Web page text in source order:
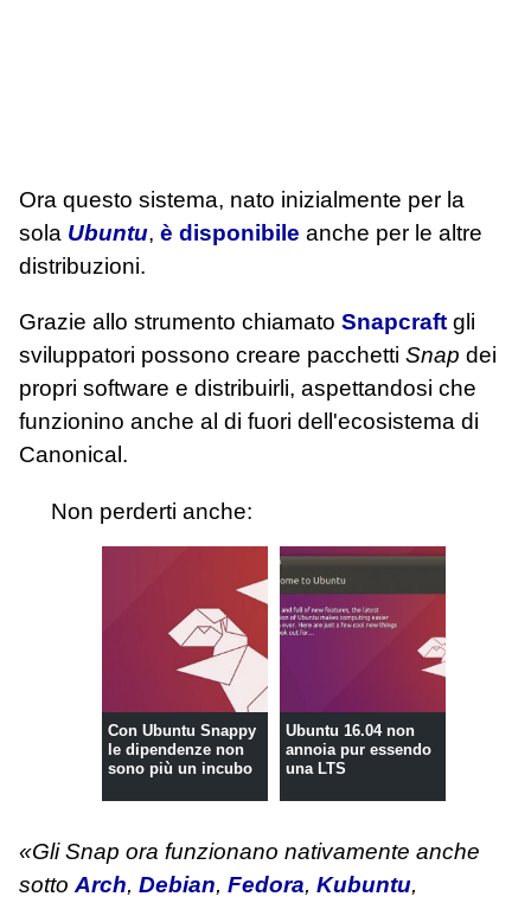
Ora questo sistema, nato inizialmente per la
sola Ubuntu, è disponibile anche per le altre
distribuzioni.
Grazie allo strumento chiamato Snapcraft gli
sviluppatori possono creare pacchetti Snap dei
propri software e distribuirli, aspettandosi che
funzionino anche al di fuori dell'ecosistema di
Canonical.
Non perderti anche:
Con Ubuntu Snappy
le dipendenze non
sono più un incubo
Ubuntu 16.04 non
annoia pur essendo
una LTS
«Gli Snap ora funzionano nativamente anche
sotto Arch, Debian, Fedora, Kubuntu,